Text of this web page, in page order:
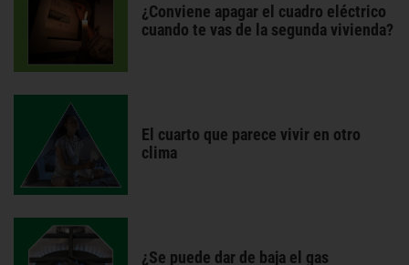
¿Conviene apagar el cuadro eléctrico
cuando te vas de la segunda vivienda?
El cuarto que parece vivir en otro
clima
¿Se puede dar de baja el gas